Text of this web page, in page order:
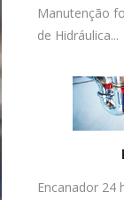
Manutenção
de Hidráulica...
Encanador 24